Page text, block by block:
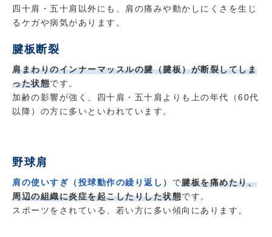
四十肩・五十肩以外にも、肩の痛みや動かしにくさを生じ
るケガや病気があります。
腱板断裂
肩まわりのインナーマッスルの腱（腱板）が断裂してしま
った状態です。
加齢の影響が強く、四十肩・五十肩よりも上の年代（60代
以降）の方に多いといわれています。
野球肩
肩の使いすぎ（投球動作の繰り返し） で腱板を痛めたり、
周辺の組織に炎症を起こしたりした状態です。
スポーツをされている、若い方に多い傾向にあります。